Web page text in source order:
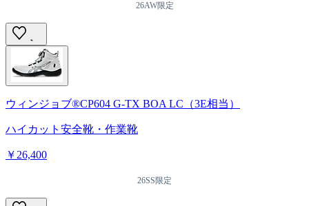
26AW限定
ウィンジョブ®CP604 G-TX BOA LC（3E相当）
ハイカット安全靴・作業靴
￥26,400
26SS限定